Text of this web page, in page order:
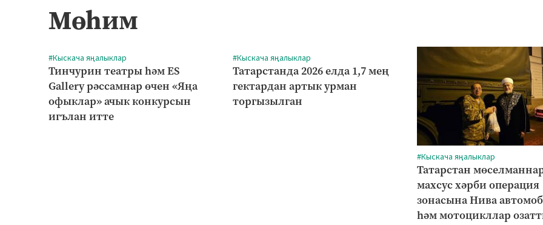
Мөһим
#Кыскача яңалыклар
Тинчурин театры һәм ES
Gallery рәссамнар өчен «Яңа
офыклар» ачык конкурсын
игълан итте
#Кыскача яңалыклар
Татарстанда 2026 елда 1,7 мең
гектардан артык урман
торгызылган
#Кыскача яңалыклар
Татарстан
махсус хәрби операция
зонасына Нива
һәм мотоцикллар